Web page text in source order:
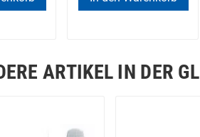
ARTIKEL IN DER